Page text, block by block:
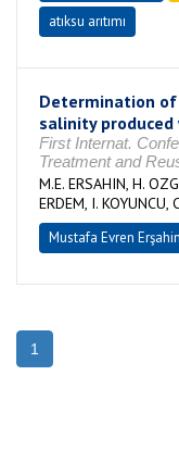
atıksu arıtımı
Determination of
salinity
First Internat.
Treatment and
M.E. ERSAHIN, H.
ERDEM, I. KOYUNCU,
Mustafa Evren Erşahin
1